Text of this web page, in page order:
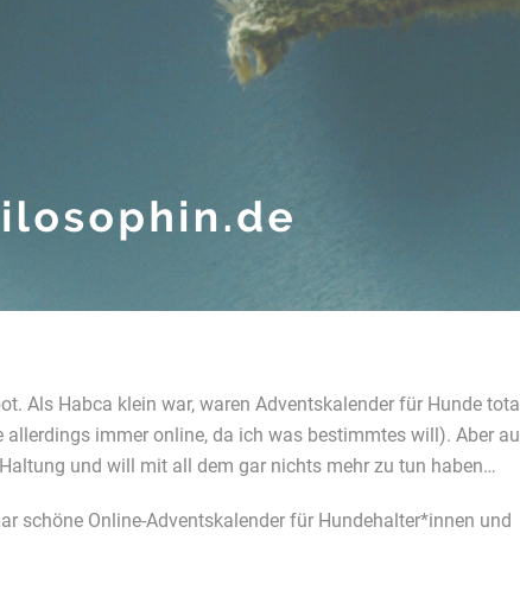
Als Habca klein war, waren Adventskalender für Hunde
immer online, da ich was bestimmtes will). Aber
und will mit all dem gar nichts mehr zu tun haben…
schöne Online-Adventskalender für Hundehalter*innen und